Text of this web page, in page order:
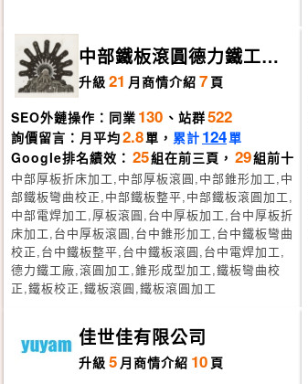
中部鐵板滾圓德力鐵工廠
台中豐原
升級 21 月商情介紹 7 頁
SEO外鏈操作：同業 130 、站群522
詢價留言：月平均2.8單， 累計 124單
Google排名績效： 25組在前三頁， 29組前十
中部厚板折床加工,中部厚板滾圓,中部錐形加工,中
部鐵板彎曲校正,中部鐵板整平,中部鐵板滾圓加工,
中部電焊加工,厚板滾圓,台中厚板加工,台中厚板折
床加工,台中厚板滾圓,台中錐形加工,台中鐵板彎曲
校正,台中鐵板整平,台中鐵板滾圓,台中電焊加工,
德力鐵工廠,滾圓加工,錐形成型加工,鐵板彎曲校
正,鐵板校正,鐵板滾圓,鐵板滾圓加工
佳世佳有限公司
升級 5 月商情介紹 10 頁